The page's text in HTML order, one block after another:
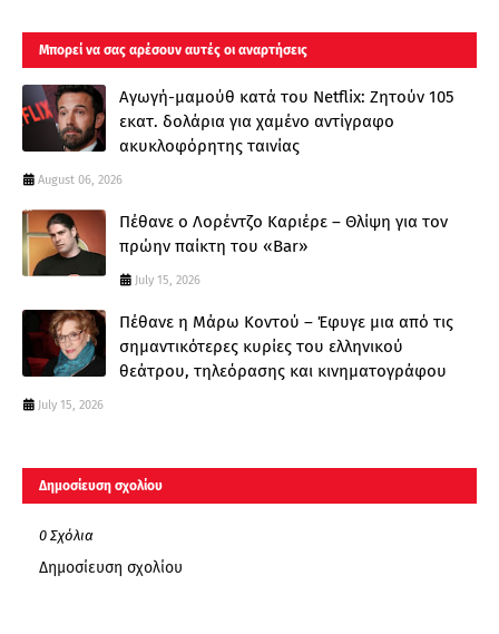
Μπορεί να σας αρέσουν αυτές οι αναρτήσεις
Αγωγή-μαμούθ κατά του Netflix: Ζητούν 105
εκατ. δολάρια για χαμένο αντίγραφο
ακυκλοφόρητης ταινίας
August 06, 2026
Πέθανε ο Λορέντζο Καριέρε – Θλίψη για τον
πρώην παίκτη του «Bar»
July 15, 2026
Πέθανε η Μάρω Κοντού – Έφυγε μια από τις
σημαντικότερες κυρίες του ελληνικού
θεάτρου, τηλεόρασης και κινηματογράφου
July 15, 2026
Δημοσίευση σχολίου
0 Σχόλια
Δημοσίευση σχολίου